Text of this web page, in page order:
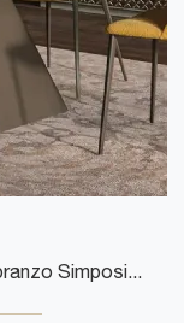
Vuoi avere ulteriori info sul tavolo da pranzo Simposio di Tonin Casa? Clicca e ottieni informazioni sui modelli fissi dell'azienda.